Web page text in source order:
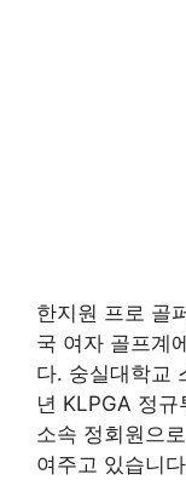
한지원 프로 골
국 여자 골프계
다. 숭실대학교
년 KLPGA 정
소속 정회원으
여주고 있습니